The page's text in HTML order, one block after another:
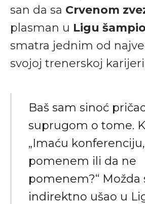
san da sa Crvenom
plasman u Ligu
smatra jednim od
svojoj trenerskoj
Baš sam sinoć
suprugom o tome.
„Imaću
pomenem ili da ne
pomenem?“ Možda
indirektno ušao u